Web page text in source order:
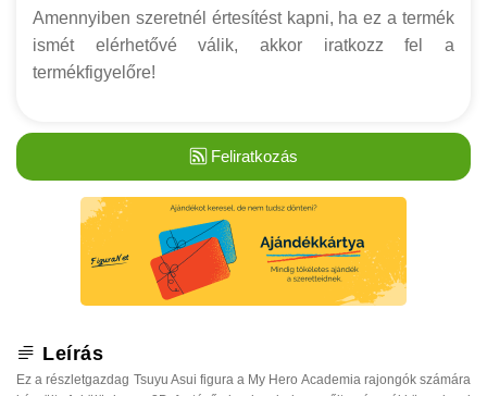
Amennyiben szeretnél értesítést kapni, ha ez a termék
ismét elérhetővé válik, akkor iratkozz fel a
termékfigyelőre!
Feliratkozás
Leírás
Ez a részletgazdag Tsuyu Asui figura a My Hero Academia rajongók számára